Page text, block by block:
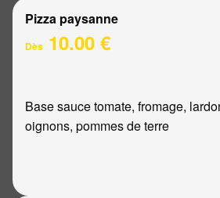
Pizza paysanne
Dès 10.00 €
Base sauce tomate, fromage,
oignons, pommes de terre